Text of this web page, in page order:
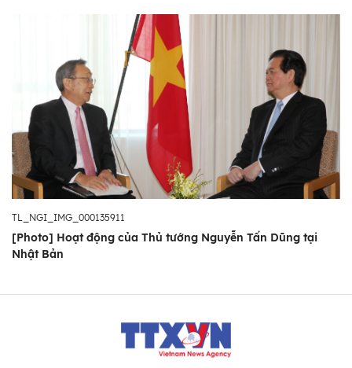
TL_NGI_IMG_000135911
[Photo] Hoạt động của Thủ tướng Nguyễn Tấn Dũng tại
Nhật Bản